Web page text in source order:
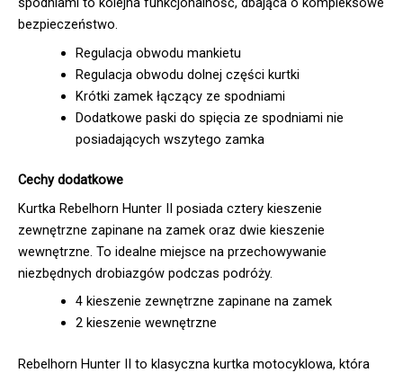
bezpieczeństwo.
Regulacja obwodu mankietu
Regulacja obwodu dolnej części kurtki
Krótki zamek łączący ze spodniami
Dodatkowe paski do spięcia ze spodniami nie
posiadających wszytego zamka
Cechy dodatkowe
Kurtka Rebelhorn Hunter II posiada cztery kieszenie
zewnętrzne zapinane na zamek oraz dwie kieszenie
wewnętrzne. To idealne miejsce na przechowywanie
niezbędnych drobiazgów podczas podróży.
4 kieszenie zewnętrzne zapinane na zamek
2 kieszenie wewnętrzne
Rebelhorn Hunter II to klasyczna kurtka motocyklowa, która